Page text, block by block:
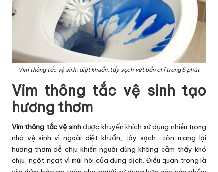
Vim thông tắc vệ sinh: diệt khuẩn, tẩy sạch vết bẩn chỉ trong 5 phút
Vim thông tắc vệ sinh tạo
hương thơm
Vim thông tắc vệ sinhđược khuyến khích sử dụng nhiều trong
nhà vệ sinh vì ngoài diệt khuẩn, tẩy sạch,…còn mang lại
hương thơm dễ chịu khiến người dùng không cảm thấy khó
chịu, ngột ngạt vì mùi hôi của dung dịch. Điều quan trọng là